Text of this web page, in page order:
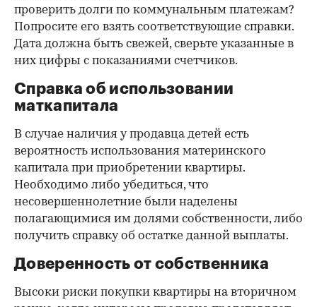
проверить долги по коммунальным платежам?
Попросите его взять соответствующие справки.
Дата должна быть свежей, сверьте указанные в
них цифры с показаниями счетчиков.
Справка об использовании
маткапитала
В случае наличия у продавца детей есть
вероятность использования материнского
капитала при приобретении квартиры.
Необходимо либо убедиться, что
несовершеннолетние были наделены
полагающимися им долями собственности, либо
получить справку об остатке данной выплаты.
Доверенность от собственника
Высоки риски покупки квартиры на вторичном